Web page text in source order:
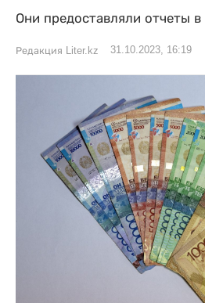
Они предоставляли отчеты
Редакция Liter.kz 31.10.2023, 16:19